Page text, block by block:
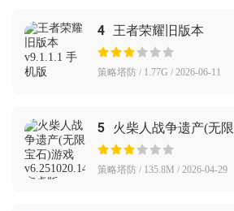
4 王者荣耀旧版本
策略塔防 / 1.77G / 2026-06-11
5 火柴人战争遗产(无
策略塔防 / 135.8M / 2026-04-29